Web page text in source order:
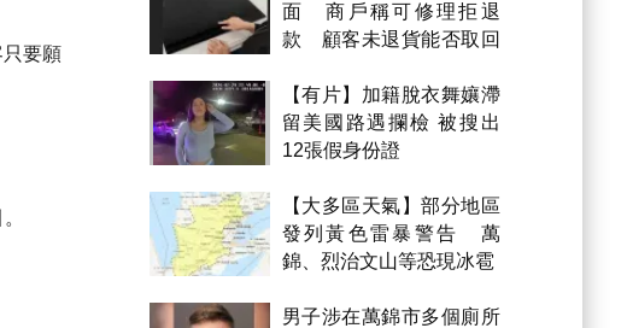
要願
面 商戶稱可修理拒退
款 顧客未退貨能否取回
【有片】加籍脫衣舞孃滯
留美國路遇攔檢 被搜出
12張假身份證
【大多區天氣】部分地區
發列黃色雷暴警告 萬
錦、烈治文山等恐現冰雹
男子涉在萬錦市多個廁所